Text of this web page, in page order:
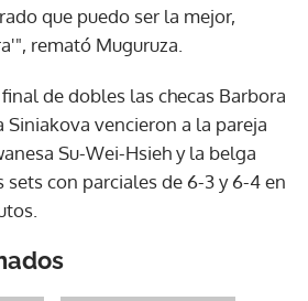
que puedo ser la mejor,
remató Muguruza.
de dobles las checas Barbora
Siniakova vencieron a la pareja
Su-Wei-Hsieh y la belga
sets con parciales de 6-3 y 6-4 en